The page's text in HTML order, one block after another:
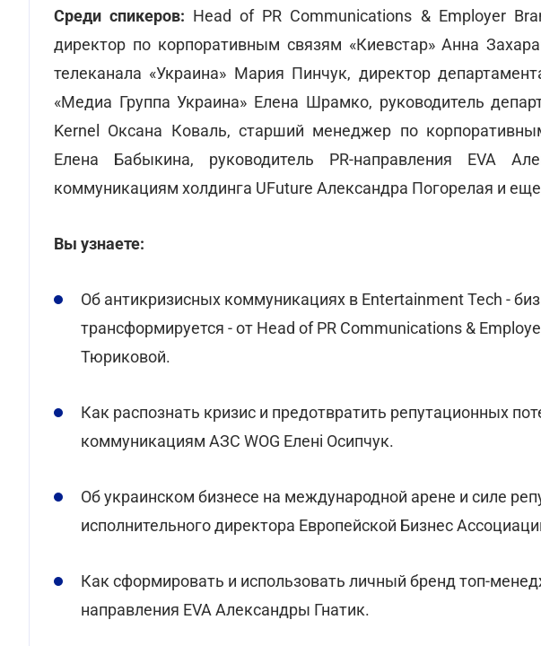
Среди спикеров: Head of PR Communications & Employer
директор по корпоративным связям «Киевстар» Анна
телеканала «Украина» Мария Пинчук, директор
«Медиа Группа Украина» Елена Шрамко, руководитель
Kernel Оксана Коваль, старший менеджер по
Елена Бабыкина, руководитель PR-направления EVA
коммуникациям холдинга UFuture Александра Погорелая и
Вы узнаете:
Об антикризисных коммуникациях в Entertainment Tech -
трансформируется - от Head of PR Communications &
Тюриковой.
Как распознать кризис и предотвратить репутационных
коммуникациям АЗС WOG Елені Осипчук.
Об украинском бизнесе на международной арене и силе
исполнительного директора Европейской Бизнес
Как сформировать и использовать личный бренд топ-
направления EVA Александры Гнатик.